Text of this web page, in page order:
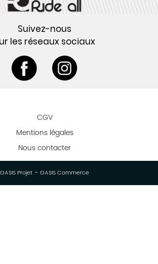
Suivez-nous
les réseaux sociaux
CGV
Mentions légales
Nous contacter
OASIS Projet - OASIS Commerce